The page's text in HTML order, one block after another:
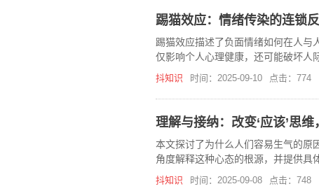
踢猫效应：情绪传染的连锁
踢猫效应描述了负面情绪如何在人与
仅影响个人心理健康，还可能破坏人
启示，帮助我们更好地管理情绪。
抖知识 时间：2025-09-10 点击：774
理解与接纳：改变‘应该’思
本文探讨了为什么人们容易生气的原
角度解释这种心态的根源，并提供具
抖知识 时间：2025-09-08 点击：748